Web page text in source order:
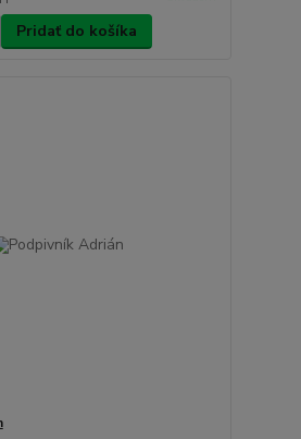
Pridať do košíka